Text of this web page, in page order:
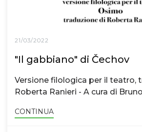
21/03/2022
"Il gabbiano" di Čechov
Versione filologica per il teatro,
Roberta Ranieri - A cura di
CONTINUA